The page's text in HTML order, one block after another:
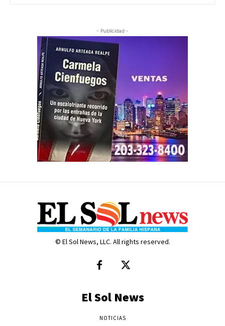
- Publicidad -
© El Sol News, LLC. All rights reserved.
El Sol News
NOTICIAS